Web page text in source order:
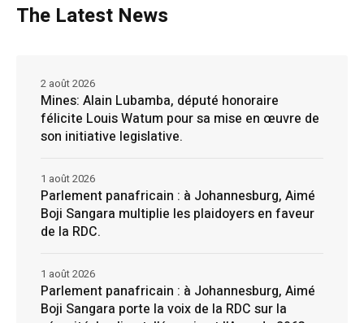
The Latest News
Mines: Alain Lubamba, député honoraire
félicite Louis Watum pour sa mise en œuvre de
son initiative legislative.
2 août 2026
Parlement panafricain : à Johannesburg, Aimé
Boji Sangara multiplie les plaidoyers en faveur
de la RDC.
1 août 2026
Parlement panafricain : à Johannesburg, Aimé
Boji Sangara porte la voix de la RDC sur la
1 août 2026